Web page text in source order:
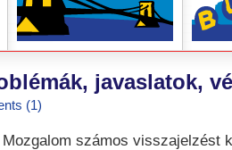
javaslatok,
(1)
számos visszajelzést